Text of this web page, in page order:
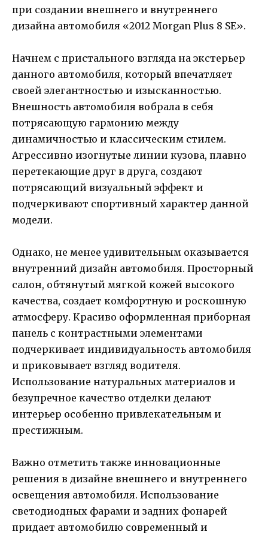
при создании внешнего и внутреннего
дизайна автомобиля «2012 Morgan Plus 8 SE».
Начнем с пристального взгляда на экстерьер
данного автомобиля, который впечатляет
своей элегантностью и изысканностью.
Внешность автомобиля вобрала в себя
потрясающую гармонию между
динамичностью и классическим стилем.
Агрессивно изогнутые линии кузова, плавно
перетекающие друг в друга, создают
потрясающий визуальный эффект и
подчеркивают спортивный характер данной
модели.
Однако, не менее удивительным оказывается
внутренний дизайн автомобиля. Просторный
салон, обтянутый мягкой кожей высокого
качества, создает комфортную и роскошную
атмосферу. Красиво оформленная приборная
панель с контрастными элементами
подчеркивает индивидуальность автомобиля
и приковывает взгляд водителя.
Использование натуральных материалов и
безупречное качество отделки делают
интерьер особенно привлекательным и
престижным.
Важно отметить также инновационные
решения в дизайне внешнего и внутреннего
освещения автомобиля. Использование
светодиодных фарами и задних фонарей
придает автомобилю современный и